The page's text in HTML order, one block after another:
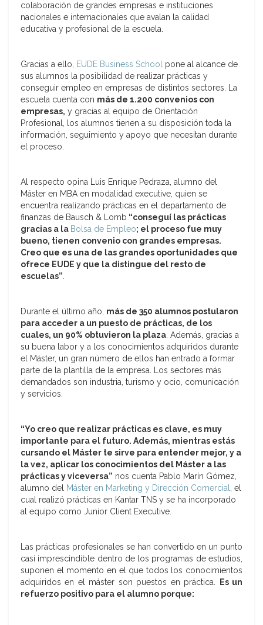
colaboración de grandes empresas e instituciones
nacionales e internacionales que avalan la calidad
educativa y profesional de la escuela.
Gracias a ello, EUDE Business School pone al alcance de
sus alumnos la posibilidad de realizar prácticas y
conseguir empleo en empresas de distintos sectores. La
escuela cuenta con más de 1.200 convenios con
empresas, y gracias al equipo de Orientación
Profesional, los alumnos tienen a su disposición toda la
información, seguimiento y apoyo que necesitan durante
el proceso.
Al respecto opina Luis Enrique Pedraza, alumno del
Máster en MBA en modalidad executive, quien se
encuentra realizando prácticas en el departamento de
finanzas de Bausch & Lomb “conseguí las prácticas
gracias a la Bolsa de Empleo; el proceso fue muy
bueno, tienen convenio con grandes empresas.
Creo que es una de las grandes oportunidades que
ofrece EUDE y que la distingue del resto de
escuelas”.
Durante el último año, más de 350 alumnos postularon
para acceder a un puesto de prácticas, de los
cuales, un 90% obtuvieron la plaza. Además, gracias a
su buena labor y a los conocimientos adquiridos durante
el Máster, un gran número de ellos han entrado a formar
parte de la plantilla de la empresa. Los sectores más
demandados son industria, turismo y ocio, comunicación
y servicios.
“Yo creo que realizar prácticas es clave, es muy
importante para el futuro. Además, mientras estás
cursando el Máster te sirve para entender mejor, y a
la vez, aplicar los conocimientos del Máster a las
prácticas y viceversa” nos cuenta Pablo Marín Gómez,
alumno del Máster en Marketing y Dirección Comercial, el
cual realizó prácticas en Kantar TNS y se ha incorporado
al equipo como Junior Client Executive.
Las prácticas profesionales se han convertido en un punto
casi imprescindible dentro de los programas de estudios,
suponen el momento en el que todos los conocimientos
adquiridos en el máster son puestos en práctica.
Es un
refuerzo positivo para el alumno porque: